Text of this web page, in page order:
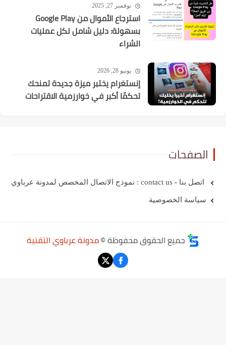
نوفمبر 27, 2025
استرجاع الأموال من Google Play
بسهولة: دليل شامل لكل عمليات
الشراء
يونيو 28, 2026
إنستغرام يختبر ميزة جديدة تمنحك
تحكمًا أكبر في خوارزمية الاقتراحات
الصفحات
اتصل بنا - contact us : نموذج الاتصال المخصص لمدونة عرباوي
سياسة الخصوصية
جميع الحقوق محفوظة ©مدونة عرباوي التقنية